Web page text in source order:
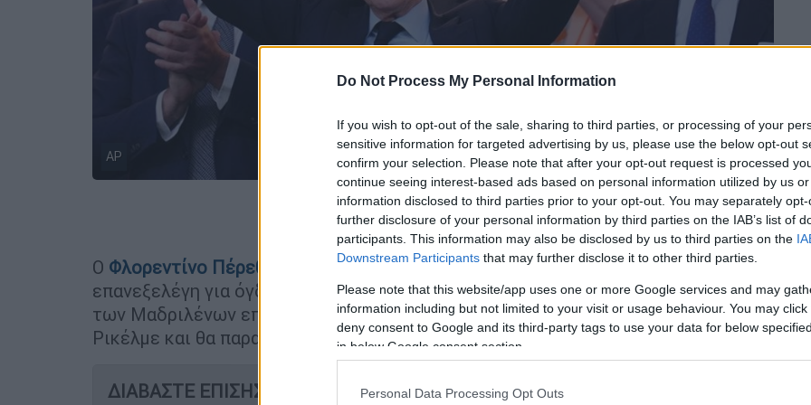
Do Not Process My Personal Information
If you wish to opt-out of the sale, sharing to third parties, or processing of your
sensitive information for targeted advertising by us, please use the below opt-out
confirm your selection. Please note that after your opt-out request is processed
continue seeing interest-based ads based on personal information utilized by us
information disclosed to third parties prior to your opt-out. You may separately
further disclosure of your personal information by third parties on the IAB’s list of
participants. This information may also be disclosed by us to third parties on the
Downstream Participants that may further disclose it to other third parties.
Please note that this website/app uses one or more Google services and may
information including but not limited to your visit or usage behaviour. You may
deny consent to Google and its third-party tags to use your data for below
in below Google consent section.
Personal Data Processing Opt Outs
AP
Προσθέστε το ΕΘΝΟΣ στη Google
Ο Φλορεντίνο Πέρεθ συνεχίζει στην προεδρία τηςΡεάλ Μαδρίτης, καθώς
επανεξελέγη για όγδοη θητεία στο τιμόνι του συλλόγου. Ο διοικητικός ηγέτης
των Μαδριλένων επικράτησε στις εκλογές απέναντι στον επιχειρηματία Ενρίκε
Ρικέλμε και θα παραμείνει στην προεδρία μέχρι το 2030.
ΔΙΑΒΑΣΤΕ ΕΠΙΣΗΣ